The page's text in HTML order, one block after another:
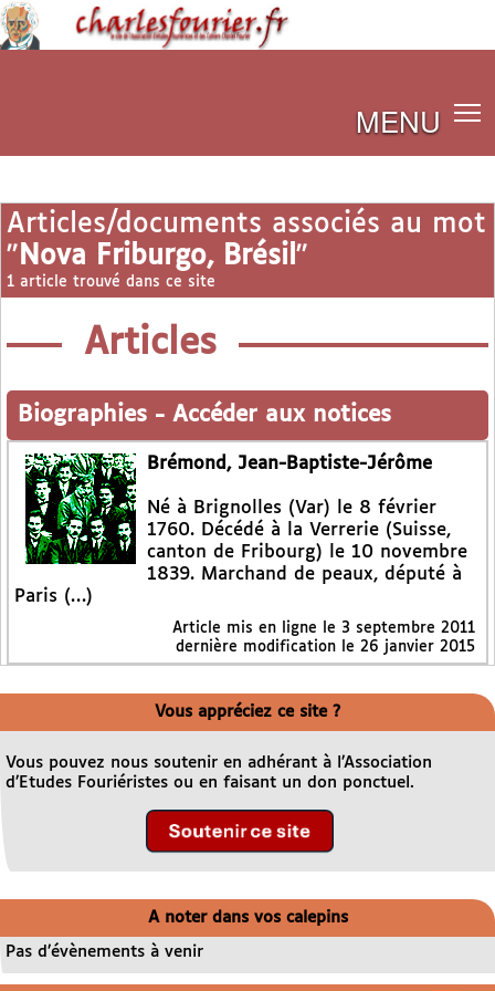
MENU
Articles/documents associés au mot
" Nova Friburgo, Brésil "
1 article trouvé dans ce site
Articles
Biographies - Accéder aux notices
Brémond, Jean-Baptiste-Jérôme
Né à Brignolles (Var) le 8 février
1760. Décédé à la Verrerie (Suisse,
canton de Fribourg) le 10 novembre
1839. Marchand de peaux, député à
Paris (…)
Article mis en ligne le 3 septembre 2011
dernière modification le 26 janvier 2015
Vous appréciez ce site ?
Vous pouvez nous soutenir en adhérant à l’Association
d’Etudes Fouriéristes ou en faisant un don ponctuel.
A noter dans vos calepins
Pas d’évènements à venir